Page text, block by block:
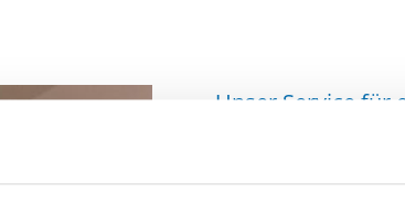
Unser Service für
Wir bieten Ihnen ein